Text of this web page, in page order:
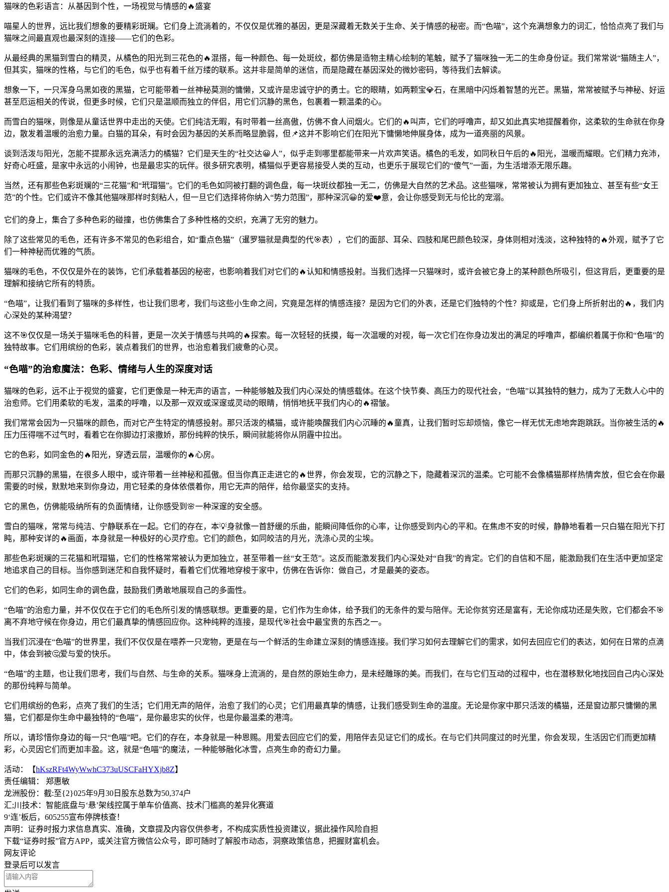
猫咪的色彩语言：从基因到个性，一场视觉与情感的🔥盛宴
喵星人的世界，远比我们想象的要精彩斑斓。它们身上流淌着的，不仅仅是优雅的基因，更是深藏着无数关于生命、关于情感的秘密。而“色喵”，这个充满想象力的词汇，恰恰点亮了我们与
猫咪之间最直观也最深刻的连接——它们的色彩。
从最经典的黑猫到雪白的精灵，从橘色的阳光到三花色的🔥混搭，每一种颜色、每一处斑纹，都仿佛是造物主精心绘制的笔触，赋予了猫咪独一无二的生命身份证。我们常常说“猫随主人”，
但其实，猫咪的性格，与它们的毛色，似乎也有着千丝万缕的联系。这并非是简单的迷信，而是隐藏在基因深处的微妙密码，等待我们去解读。
想象一下，一只浑身乌黑如夜的黑猫，它可能带着一丝神秘莫测的慵懒，又或许是忠诚守护的勇士。它的眼睛，如两颗宝💎石，在黑暗中闪烁着智慧的光芒。黑猫，常常被赋予与神秘、好运
甚至厄运相关的传说，但更多时候，它们只是温顺而独立的伴侣，用它们沉静的黑色，包裹着一颗温柔的心。
而雪白的猫咪，则像是从童话世界中走出的天使。它们纯洁无暇，有时带着一丝高傲，仿佛不食人间烟火。它们的🔥叫声，它们的呼噜声，却又如此真实地提醒着你，这柔软的生命就在你身
边，散发着温暖的治愈力量。白猫的耳朵，有时会因为基因的关系而略显脆弱，但📌这并不影响它们在阳光下慵懒地伸展身体，成为一道亮丽的风景。
谈到活泼与阳光，怎能不提那永远充满活力的橘猫？它们是天生的“社交达😀人”，似乎走到哪里都能带来一片欢声笑语。橘色的毛发，如同秋日午后的🔥阳光，温暖而耀眼。它们精力充沛，
好奇心旺盛，是家中永远的小闹钟，也是最忠实的玩伴。很多研究表明，橘猫似乎更容易接受人类的互动，也更乐于展现它们的“傻气”一面，为生活增添无限乐趣。
当然，还有那些色彩斑斓的“三花猫”和“玳瑁猫”。它们的毛色如同被打翻的调色盘，每一块斑纹都独一无二，仿佛是大自然的艺术品。这些猫咪，常常被认为拥有更加独立、甚至有些“女王
范”的个性。它们或许不像其他猫咪那样时刻粘人，但一旦它们选择将你纳入“势力范围”，那种深沉😀的爱❤️意，会让你感受到无与伦比的宠溺。
它们的身上，集合了多种色彩的碰撞，也仿佛集合了多种性格的交织，充满了无穷的魅力。
除了这些常见的毛色，还有许多不常见的色彩组合，如“重点色猫”（暹罗猫就是典型的代🎯表），它们的面部、耳朵、四肢和尾巴颜色较深，身体则相对浅淡，这种独特的🔥外观，赋予了它
们一种神秘而优雅的气质。
猫咪的毛色，不仅仅是外在的装饰，它们承载着基因的秘密，也影响着我们对它们的🔥认知和情感投射。当我们选择一只猫咪时，或许会被它身上的某种颜色所吸引，但这背后，更重要的是
理解和接纳它所有的特质。
“色喵”，让我们看到了猫咪的多样性，也让我们思考，我们与这些小生命之间，究竟是怎样的情感连接？是因为它们的外表，还是它们独特的个性？抑或是，它们身上所折射出的🔥，我们内
心深处的某种渴望？
这不🎯仅仅是一场关于猫咪毛色的科普，更是一次关于情感与共鸣的🔥探索。每一次轻轻的抚摸，每一次温暖的对视，每一次它们在你身边发出的满足的呼噜声，都编织着属于你和“色喵”的
独特故事。它们用缤纷的色彩，装点着我们的世界，也治愈着我们疲惫的心灵。
“色喵”的治愈魔法：色彩、情绪与人生的深度对话
猫咪的色彩，远不止于视觉的盛宴，它们更像是一种无声的语言，一种能够触及我们内心深处的情感载体。在这个快节奏、高压力的现代社会，“色喵”以其独特的魅力，成为了无数人心中的
治愈师。它们用柔软的毛发，温柔的呼噜，以及那一双双或深邃或灵动的眼睛，悄悄地抚平我们内心的🔥褶皱。
我们常常会因为一只猫咪的颜色，而对它产生特定的情感投射。那只活泼的橘猫，或许能唤醒我们内心沉睡的🔥童真，让我们暂时忘却烦恼，像它一样无忧无虑地奔跑跳跃。当你被生活的🔥
压力压得喘不过气时，看着它在你脚边打滚撒娇，那份纯粹的快乐，瞬间就能将你从阴霾中拉出。
它的色彩，如同金色的🔥阳光，穿透云层，温暖你的🔥心房。
而那只沉静的黑猫，在很多人眼中，或许带着一丝神秘和孤傲。但当你真正走进它的🔥世界，你会发现，它的沉静之下，隐藏着深沉的温柔。它可能不会像橘猫那样热情奔放，但它会在你最
需要的时候，默默地来到你身边，用它轻柔的身体依偎着你，用它无声的陪伴，给你最坚实的支持。
它的黑色，仿佛能吸纳所有的负面情绪，让你感受到🌸一种深邃的安全感。
雪白的猫咪，常常与纯洁、宁静联系在一起。它们的存在，本💡身就像一首舒缓的乐曲，能瞬间降低你的心率，让你感受到内心的平和。在焦虑不安的时候，静静地看着一只白猫在阳光下打
盹，那种安详的🔥画面，本身就是一种极好的心灵疗愈。它们的颜色，如同皎洁的月光，洗涤心灵的尘埃。
那些色彩斑斓的三花猫和玳瑁猫，它们的性格常常被认为更加独立，甚至带着一丝“女王范”。这反而能激发我们内心深处对“自我”的肯定。它们的自信和不屈，能激励我们在生活中更加坚定
地追求自己的目标。当你感到迷茫和自我怀疑时，看着它们优雅地穿梭于家中，仿佛在告诉你：做自己，才是最美的姿态。
它们的色彩，如同生命的调色盘，鼓励我们勇敢地展现自己的多面性。
“色喵”的治愈力量，并不仅仅在于它们的毛色所引发的情感联想。更重要的是，它们作为生命体，给予我们的无条件的爱与陪伴。无论你贫穷还是富有，无论你成功还是失败，它们都会不🎯
离不弃地守候在你身边，用它们最真挚的情感回应你。这种纯粹的连接，是现代🎯社会中最宝贵的东西之一。
当我们沉浸在“色喵”的世界里，我们不仅仅是在喂养一只宠物，更是在与一个鲜活的生命建立深刻的情感连接。我们学习如何去理解它们的需求，如何去回应它们的表达，如何在日常的点滴
中，体会到被🤔爱与爱的快乐。
“色喵”的主题，也让我们思考，我们与自然、与生命的关系。猫咪身上流淌的，是自然的原始生命力，是未经雕琢的美。而我们，在与它们互动的过程中，也在潜移默化地找回自己内心深处
的那份纯粹与简单。
它们用缤纷的色彩，点亮了我们的生活；它们用无声的陪伴，治愈了我们的心灵；它们用最真挚的情感，让我们感受到生命的温度。无论是你家中那只活泼的橘猫，还是窗边那只慵懒的黑
猫，它们都是你生命中最独特的“色喵”，是你最忠实的伙伴，也是你最温柔的港湾。
所以，请珍惜你身边的每一只“色喵”吧。它们的存在，本身就是一种恩赐。用爱去回应它们的爱，用陪伴去见证它们的成长。在与它们共同度过的时光里，你会发现，生活因它们而更加精
彩，心灵因它们而更加丰盈。这，就是“色喵”的魔法，一种能够融化冰雪，点亮生命的奇幻力量。
活动：【hKszRFt4WyWwhC373uUSCFaHYXjb8Z】
责任编辑： 郑惠敏
龙洲股份：截:至{2}025年9月30日股东总数为50,374户
汇;川技术：智能底盘与‘悬’架线控属于单车价值高、技术门槛高的差异化赛道
9‘连’板后，605255宣布停牌核查！
声明：证券时报力求信息真实、准确，文章提及内容仅供参考，不构成实质性投资建议，据此操作风险自担
下载“证券时报”官方APP，或关注官方微信公众号，即可随时了解股市动态，洞察政策信息，把握财富机会。
网友评论
登录后可以发言